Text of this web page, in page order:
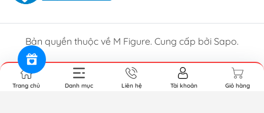
Bản quyền thuộc về M Figure. Cung cấp bởi Sapo.
Trang chủ Danh mục Liên hệ Tài khoản Giỏ hàng